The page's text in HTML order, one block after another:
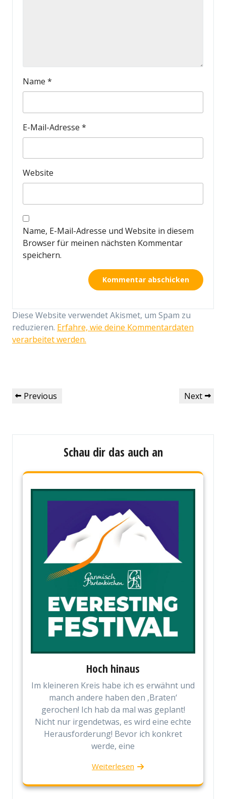
Name *
E-Mail-Adresse *
Website
Name, E-Mail-Adresse und Website in diesem
Browser für meinen nächsten Kommentar
speichern.
Diese Website verwendet Akismet, um Spam zu
reduzieren. Erfahre, wie deine Kommentardaten
verarbeitet werden.
Beitragsnavigation
Previous
Previous
Next
Next
Schau dir das auch an
Hoch hinaus
Im kleineren Kreis habe ich es erwähnt und
manch andere haben den ‚Braten‘
gerochen! Ich hab da mal was geplant!
Nicht nur irgendetwas, es wird eine echte
Herausforderung! Bevor ich konkret
werde, eine
Weiterlesen